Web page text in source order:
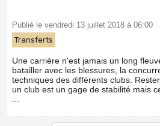
Publié le vendredi 13 juillet 2018 à 06:00
Transferts
Une carrière n'est jamais un long
batailler avec les blessures, la
techniques des différents clubs.
un club est un gage de stabilité mais